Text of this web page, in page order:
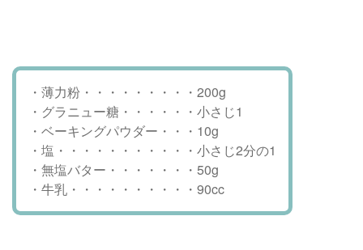
・薄力粉・・・・・・・・・200g
・グラニュー糖・・・・・・小さじ1
・ベーキングパウダー・・・10g
・塩・・・・・・・・・・・小さじ2分の1
・無塩バター・・・・・・・50g
・牛乳・・・・・・・・・・90cc